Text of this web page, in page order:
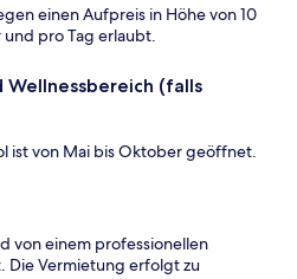
einen Aufpreis in Höhe von 10
und pro Tag erlaubt.
Wellnessbereich (falls
ist von Mai bis Oktober geöffnet.
von einem professionellen
Die Vermietung erfolgt zu